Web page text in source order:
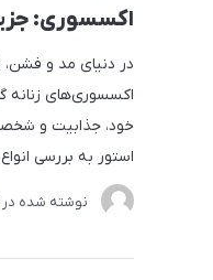
اکسسوری:
در دنیای مد و فشن،
اکسسوری‌های زنانه
خود، جذابیت و
استور به بررسی
نوشته شده در